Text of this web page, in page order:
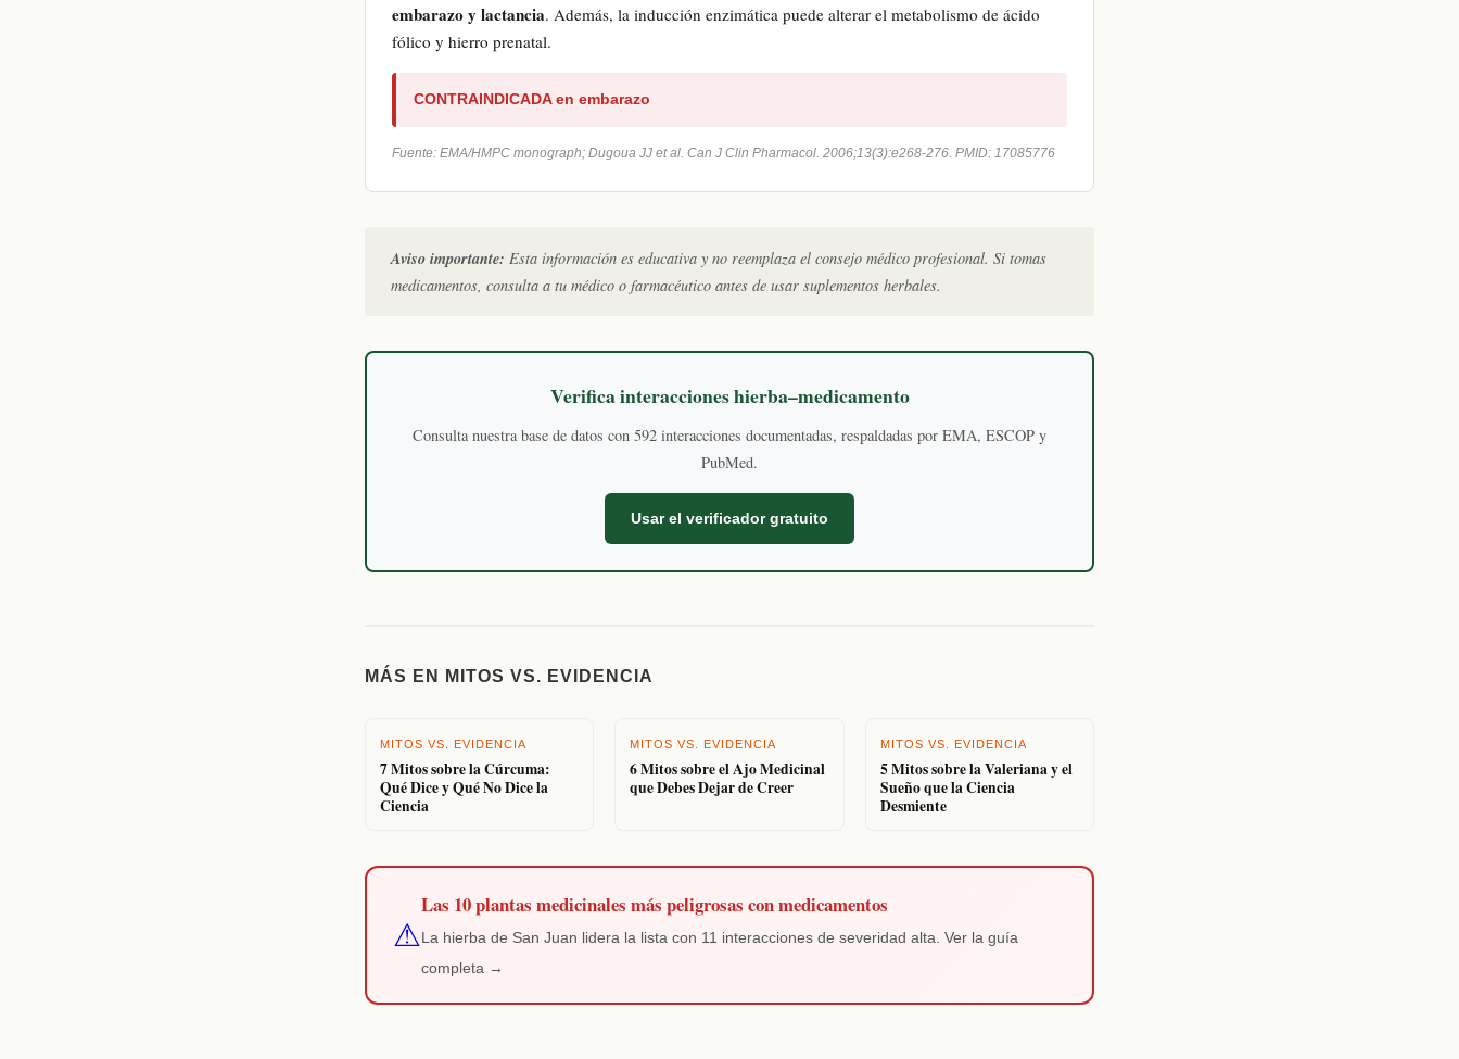
embarazo y lactancia. Además, la inducción enzimática puede alterar el metabolismo de ácido
fólico y hierro prenatal.
CONTRAINDICADA en embarazo
Fuente: EMA/HMPC monograph; Dugoua JJ et al. Can J Clin Pharmacol. 2006;13(3):e268-276. PMID: 17085776
Aviso importante: Esta información es educativa y no reemplaza el consejo médico profesional. Si tomas
medicamentos, consulta a tu médico o farmacéutico antes de usar suplementos herbales.
Verifica interacciones hierba–medicamento
Consulta nuestra base de datos con 592 interacciones documentadas, respaldadas por EMA, ESCOP y
PubMed.
Usar el verificador gratuito
MÁS EN MITOS VS. EVIDENCIA
MITOS VS. EVIDENCIA
7 Mitos sobre la Cúrcuma:
Qué Dice y Qué No Dice la
Ciencia
MITOS VS. EVIDENCIA
6 Mitos sobre el Ajo Medicinal
que Debes Dejar de Creer
MITOS VS. EVIDENCIA
5 Mitos sobre la Valeriana y el
Sueño que la Ciencia
Desmiente
⚠
Las 10 plantas medicinales más peligrosas con medicamentos
La hierba de San Juan lidera la lista con 11 interacciones de severidad alta. Ver la guía
completa →